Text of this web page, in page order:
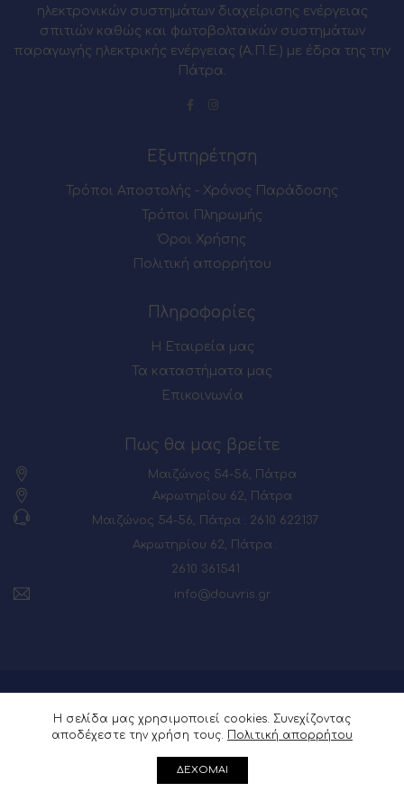
ηλεκτρονικών συστημάτων διαχείρισης ενέργειας
σπιτιών καθώς και φωτοβολταϊκών συστημάτων
παραγωγής ηλεκτρικής ενέργειας (Α.Π.Ε.) με έδρα της την
Πάτρα.
Εξυπηρέτηση
Τρόποι Αποστολής - Χρόνος Παράδοσης
Τρόποι Πληρωμής
Όροι Χρήσης
Πολιτική απορρήτου
Πληροφορίες
Η Εταιρεία μας
Τα καταστήματα μας
Επικοινωνία
Πως θα μας βρείτε
Μαιζώνος 54-56, Πάτρα
Ακρωτηρίου 62, Πάτρα
Μαιζώνος 54-56, Πάτρα : 2610 622137
Ακρωτηρίου 62, Πάτρα :
2610 361541
info@douvris.gr
© 2026 Powered by
Η σελίδα μας χρησιμοποιεί cookies. Συνεχίζοντας
αποδέχεστε την χρήση τους. Πολιτική απορρήτου
ΔΕΧΟΜΑΙ